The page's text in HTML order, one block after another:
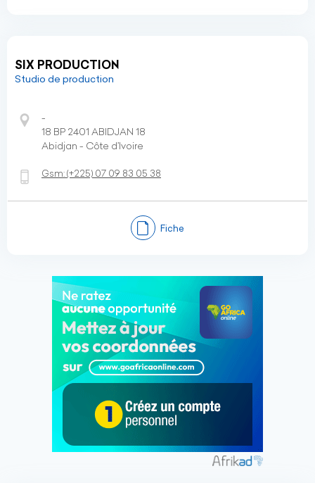
SIX PRODUCTION
Studio de production
-
18 BP 2401 ABIDJAN 18
Abidjan - Côte d’Ivoire
Gsm:(+225) 07 09 83 05 38
Fiche